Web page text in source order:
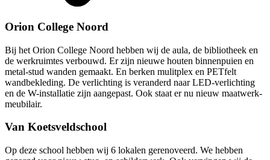
Orion College Noord
Bij het Orion College Noord hebben wij de aula, de bibliotheek en
de werkruimtes verbouwd. Er zijn nieuwe houten binnenpuien en
metal-stud wanden gemaakt. En berken mulitplex en PETfelt
wandbekleding. De verlichting is veranderd naar LED-verlichting
en de W-installatie zijn aangepast. Ook staat er nu nieuw maatwerk-
meubilair.
Van Koetsveldschool
Op deze school hebben wij 6 lokalen gerenoveerd. We hebben